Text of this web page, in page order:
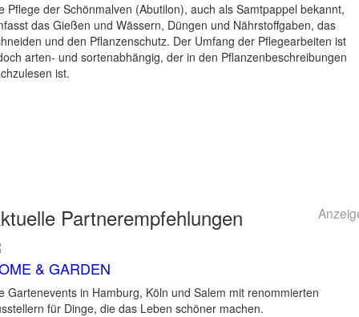
Pflege der Schönmalven (Abutilon), auch als Samtpappel bekannt,
das Gießen und Wässern, Düngen und Nährstoffgaben, das
und den Pflanzenschutz. Der Umfang der Pflegearbeiten ist
arten- und sortenabhängig, der in den Pflanzenbeschreibungen
ist.
Partnerempfehlungen
& GARDEN
Gartenevents in Hamburg, Köln und Salem mit renommierten
für Dinge, die das Leben schöner machen.